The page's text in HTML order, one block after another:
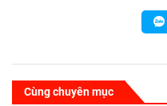
Cùng chuyên mục